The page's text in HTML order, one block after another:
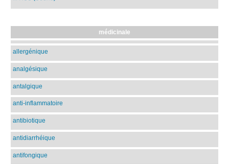
médicinale
allergénique
analgésique
antalgique
anti-inflammatoire
antibiotique
antidiarrhéique
antifongique